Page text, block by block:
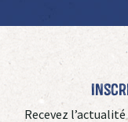
Recevez